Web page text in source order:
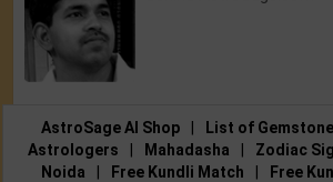
AstroSage AI Shop | List of Gemstone
Astrologers
| Mahadasha | Zodiac
Noida
| Free Kundli Match | Free